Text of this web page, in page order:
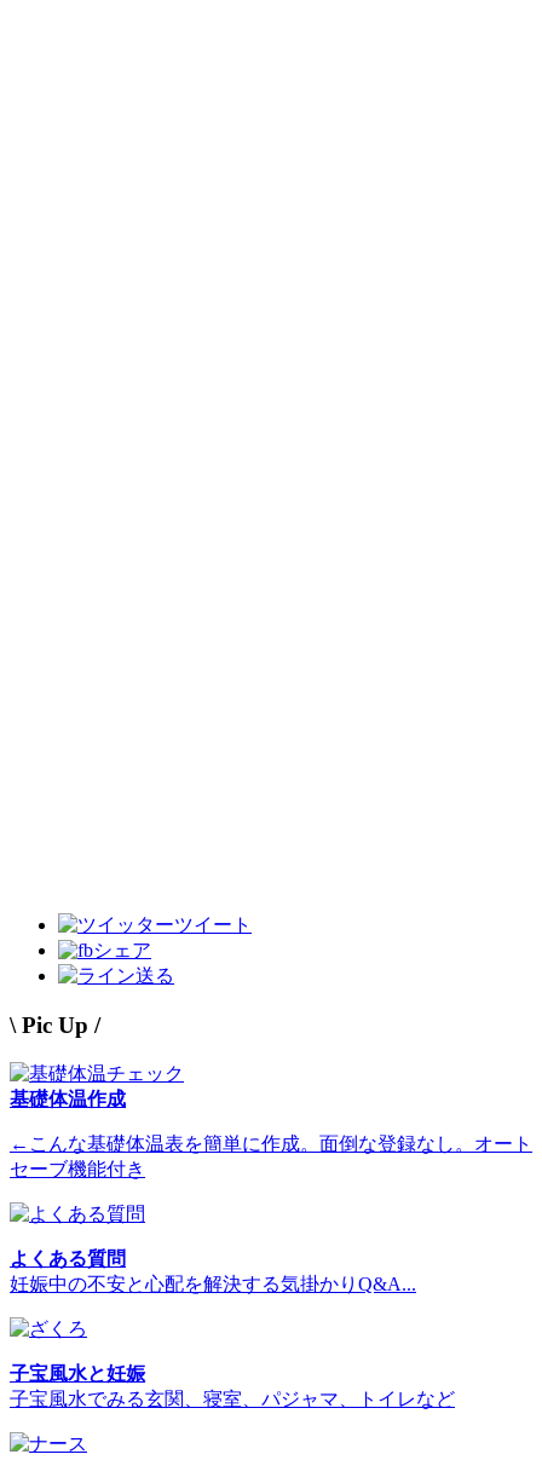
ツイート
シェア
送る
\ Pic Up /
基礎体温作成
←こんな基礎体温表を簡単に作成。面倒な登録なし。オート
セーブ機能付き
よくある質問
妊娠中の不安と心配を解決する気掛かりQ&A...
子宝風水と妊娠
子宝風水でみる玄関、寝室、パジャマ、トイレなど